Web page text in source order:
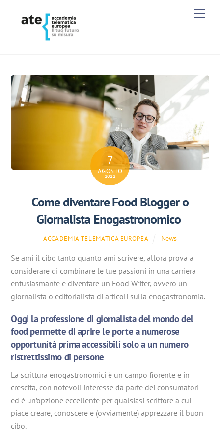
7
AGOSTO
2022
Come diventare Food Blogger o
Giornalista Enogastronomico
ACCADEMIA TELEMATICA EUROPEA News
Se ami il cibo tanto quanto ami scrivere, allora prova a
considerare di combinare le tue passioni in una carriera
entusiasmante e diventare un Food Writer, ovvero un
giornalista o editorialista di articoli sulla enogastronomia.
Oggi la professione di giornalista del mondo del
food permette di aprire le porte a numerose
opportunità prima accessibili solo a un numero
ristrettissimo di persone
La scrittura enogastronomici è un campo fiorente e in
crescita, con notevoli interesse da parte dei consumatori
ed è un’opzione eccellente per qualsiasi scrittore a cui
piace creare, conoscere e (ovviamente) apprezzare il buon
cibo.